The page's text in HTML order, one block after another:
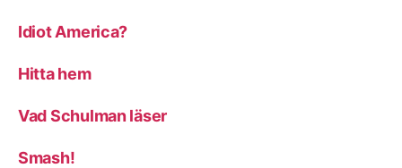
Idiot America?
Hitta hem
Vad Schulman läser
Smash!